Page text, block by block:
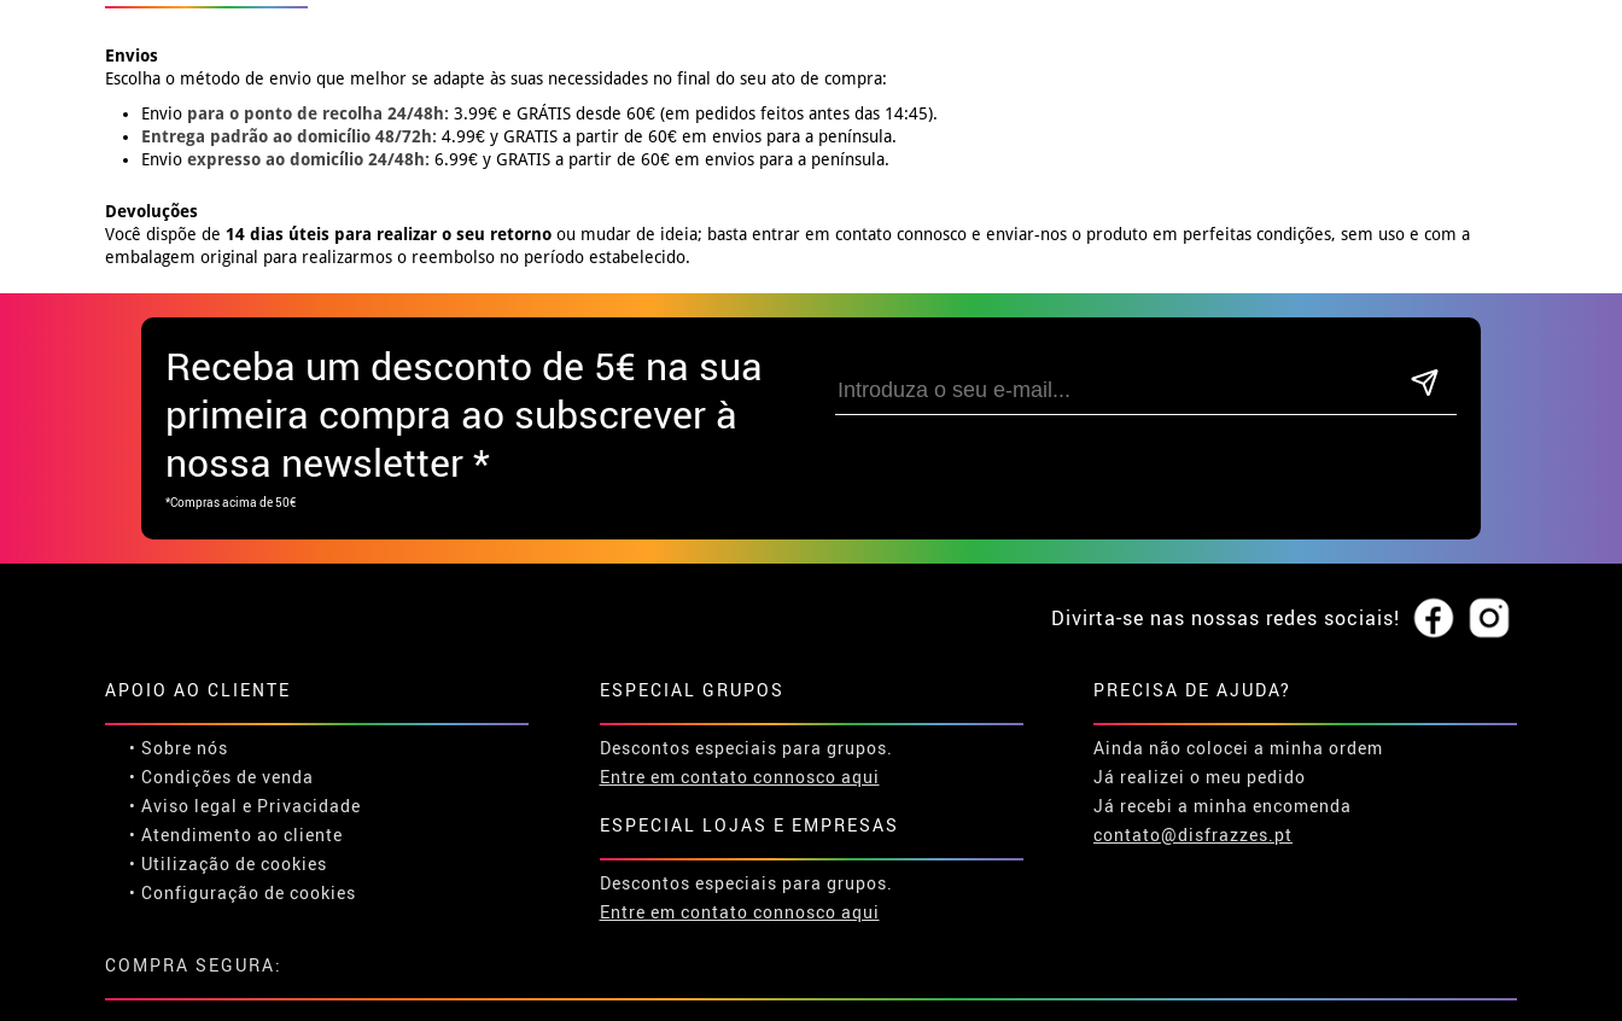
Envios
Escolha o método de envio que melhor se adapte às suas necessidades no final do seu ato de compra:
Envio para o ponto de recolha 24/48h: 3.99€ e GRÁTIS desde 60€ (em pedidos feitos antes das 14:45).
Entrega padrão ao domicílio 48/72h: 4.99€ y GRATIS a partir de 60€ em envios para a península.
Envio expresso ao domicílio 24/48h: 6.99€ y GRATIS a partir de 60€ em envios para a península.
Devoluções
Você dispõe de 14 dias úteis para realizar o seu retorno ou mudar de ideia; basta entrar em contato connosco e enviar-nos o produto em perfeitas condições, sem uso e com a
embalagem original para realizarmos o reembolso no período estabelecido.
Receba um desconto de 5€ na sua
primeira compra ao subscrever à
nossa newsletter *
*Compras acima de 50€
Divirta-se nas nossas redes sociais!
APOIO AO CLIENTE
• Sobre nós
• Condições de venda
• Aviso legal e Privacidade
• Atendimento ao cliente
• Utilização de cookies
• Configuração de cookies
ESPECIAL GRUPOS
Descontos especiais para grupos.
Entre em contato connosco aqui
ESPECIAL LOJAS E EMPRESAS
Descontos especiais para grupos.
Entre em contato connosco aqui
PRECISA DE AJUDA?
Ainda não colocei a minha ordem
Já realizei o meu pedido
Já recebi a minha encomenda
contato@disfrazzes.pt
COMPRA SEGURA: